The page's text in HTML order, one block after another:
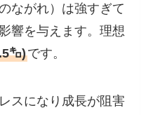
のながれ）は強すぎて
響を与えます。理想
㌔)です。
スになり成長が阻害